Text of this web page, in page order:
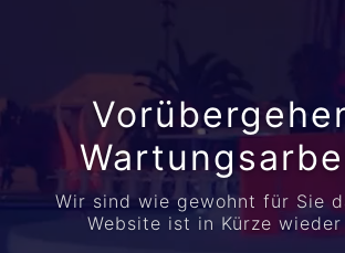
Wir sind wie gewohnt für Sie
Website ist in Kürze wieder